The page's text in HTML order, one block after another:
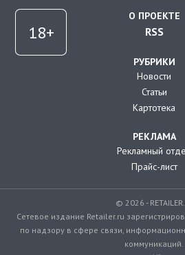
О ПРОЕКТЕ
RSS
РУБРИКИ
Новости
Статьи
Картотека
РЕКЛАМА
Рекламный
Прайс-лист
© 2026 -
Сетевое издание Retailer.ru
по надзору в сфере связи,
коммуникаций.